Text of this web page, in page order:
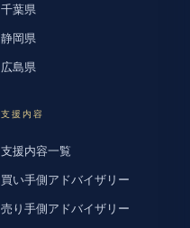
千葉県
静岡県
広島県
支援内容
支援内容一覧
買い手側アドバイザリー
売り手側アドバイザリー